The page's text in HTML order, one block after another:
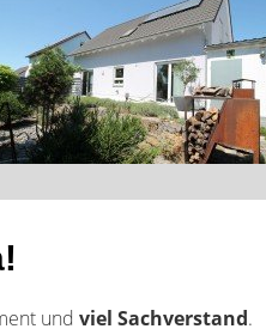
und viel Sachverstand.